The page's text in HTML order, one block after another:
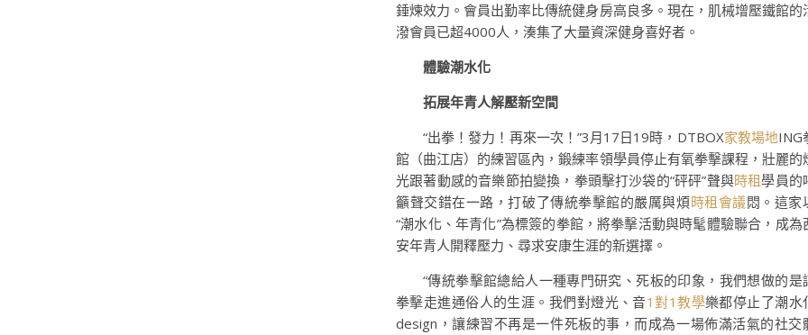
錘煉效力。會員出勤率比傳統健身房高良多。現在，肌械增壓鐵館的
潑會員已超4000人，湊集了大量資深健身喜好者。
體驗潮水化
拓展年青人解壓新空間
“出拳！發力！再來一次！”3月17日19時，DTBOX家教場地ING
館（曲江店）的練習區內，鍛練率領學員停止有氧拳擊課程，壯麗的
光跟著動感的音樂節拍變換，拳頭擊打沙袋的“砰砰”聲與時租學員的
籲聲交錯在一路，打破了傳統拳擊館的嚴厲與煩時租會議悶。這家
“潮水化、年青化”為標簽的拳館，將拳擊活動與時髦體驗聯合，成為
安年青人開釋壓力、尋求安康生涯的新選擇。
“傳統拳擊館總給人一種專門研究、死板的印象，我們想做的是
拳擊走進通俗人的生涯。我們對燈光、音1對1教學樂都停止了潮水
design，讓練習不再是一件死板的事，而成為一場佈滿活氣的社交